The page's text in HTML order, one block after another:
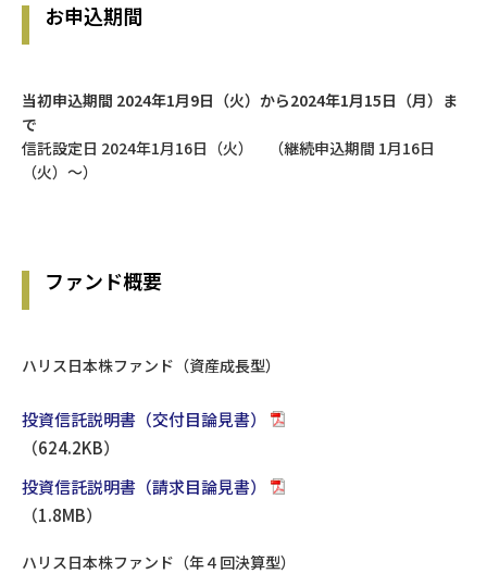
お申込期間
当初申込期間 2024年1月9日（火）から2024年1月15日（月）ま
で
信託設定日 2024年1月16日（火） （継続申込期間 1月16日
（火）～）
ファンド概要
ハリス日本株ファンド（資産成長型）
投資信託説明書（交付目論見書）
（624.2KB）
投資信託説明書（請求目論見書）
（1.8MB）
ハリス日本株ファンド（年４回決算型）